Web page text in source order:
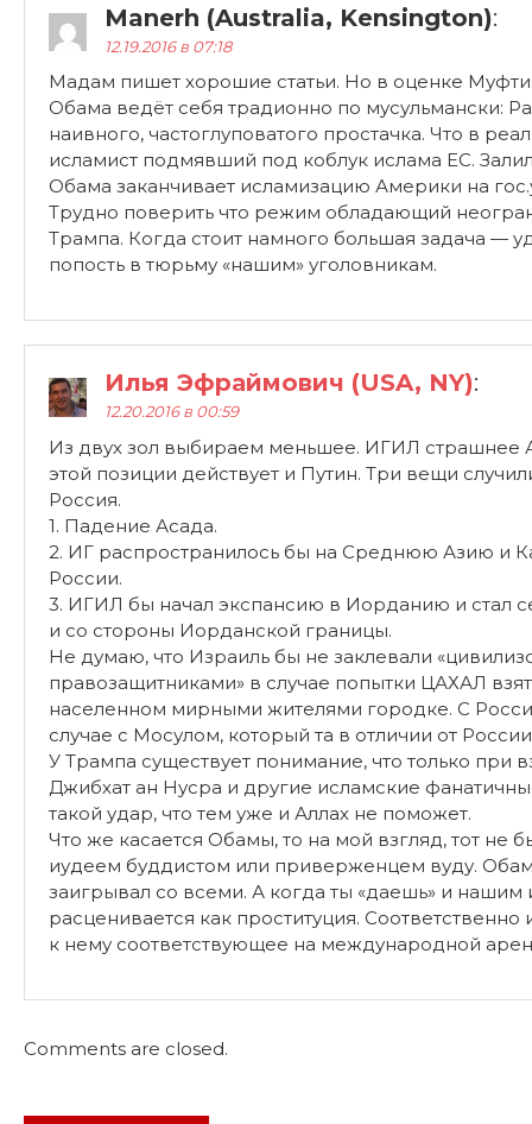
Manerh (Australia, Kensington):
12.19.2016 в 07:18
Мадам пишет хорошие статьи. Но в оценке
Обама ведёт себя традионно по мусульмански:
наивного, частоглуповатого простачка. Что в
исламист подмявший под коблук ислама ЕС.
Обама заканчивает исламизацию Америки на
Трудно поверить что режим обладающий
Трампа. Когда стоит намного большая задача —
попость в тюрьму «нашим» уголовникам.
Илья Эфраймович (USA, NY):
12.20.2016 в 00:59
Из двух зол выбираем меньшее. ИГИЛ страшнее
этой позиции действует и Путин. Три вещи
Россия.
1. Падение Асада.
2. ИГ распространилось бы на Среднюю Азию и
России.
3. ИГИЛ бы начал экспансию в Иорданию и стал
и со стороны Иорданской границы.
Не думаю, что Израиль бы не заклевали
правозащитниками» в случае попытки ЦАХАЛ
населенном мирными жителями городке. С
случае с Мосулом, который та в отличии от
У Трампа существует понимание, что только
Джибхат ан Нусра и другие исламские
такой удар, что тем уже и Аллах не поможет.
Что же касается Обамы, то на мой взгляд, тот не
иудеем буддистом или приверженцем вуду.
заигрывал со всеми. А когда ты «даешь» и нашим
расценивается как проституция.
к нему соответствующее на международной
Comments are closed.